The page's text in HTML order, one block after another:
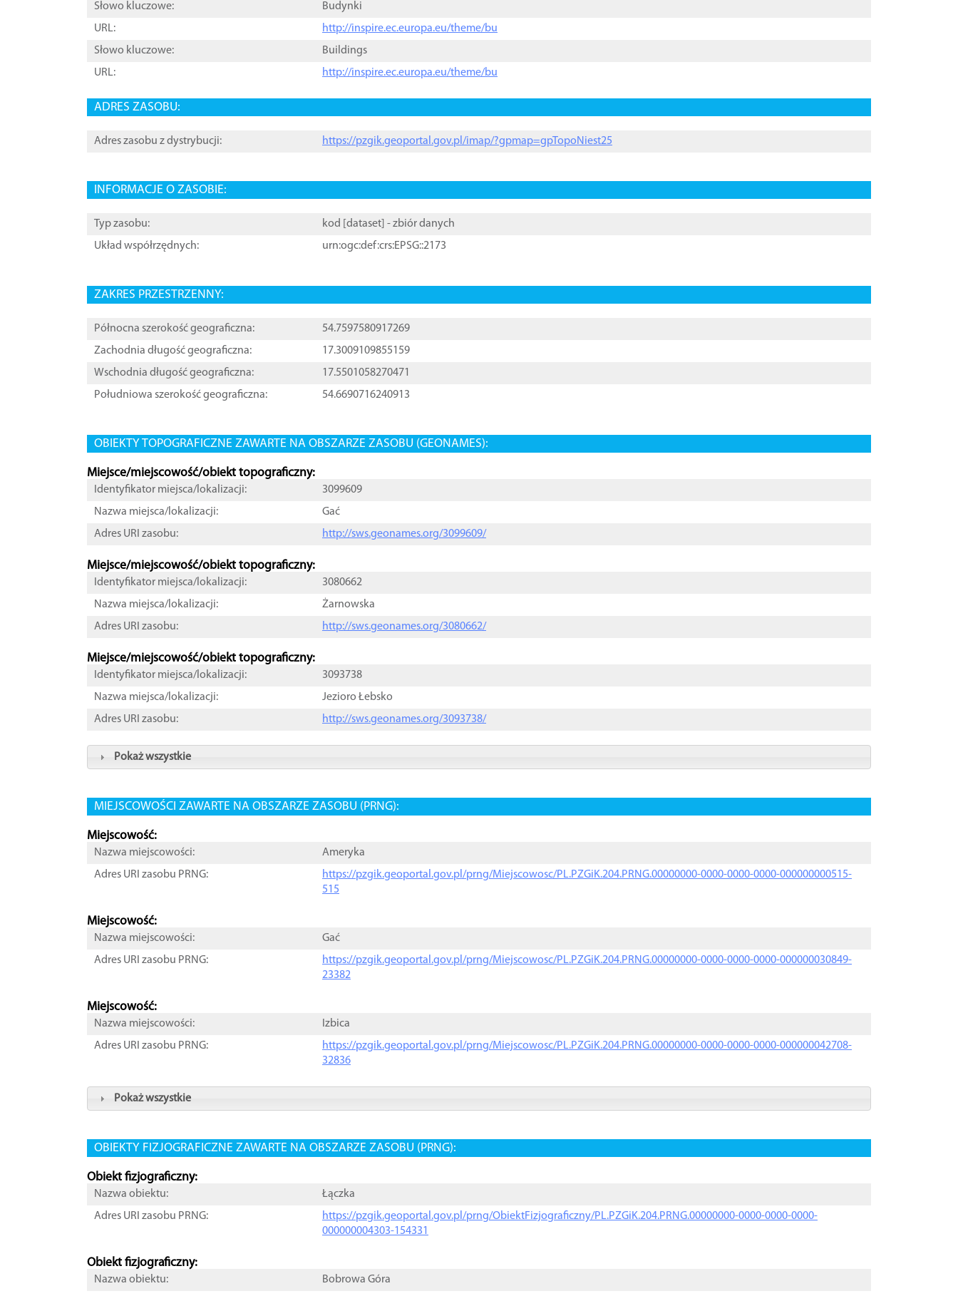
Słowo kluczowe:
Budynki
URL:
http://inspire.ec.europa.eu/theme/bu
Słowo kluczowe:
Buildings
URL:
http://inspire.ec.europa.eu/theme/bu
ADRES ZASOBU:
Adres zasobu z dystrybucji: https://pzgik.geoportal.gov.pl/imap/?gpmap=gpTopoNiest25
INFORMACJE O ZASOBIE:
Typ zasobu: kod [ dataset ] - zbiór danych
Układ współrzędnych:
urn:ogc:def:crs:EPSG::2173
ZAKRES PRZESTRZENNY:
Północna szerokość geograficzna:
54.7597580917269
Zachodnia długość geograficzna:
17.3009109855159
Wschodnia długość geograficzna:
17.5501058270471
Południowa szerokość geograficzna:
54.6690716240913
OBIEKTY TOPOGRAFICZNE ZAWARTE NA OBSZARZE ZASOBU (GEONAMES):
Miejsce/miejscowość/obiekt topograficzny:
Identyfikator miejsca/lokalizacji:
3099609
Nazwa miejsca/lokalizacji:
Gać
Adres URI zasobu:
http://sws.geonames.org/3099609/
Miejsce/miejscowość/obiekt topograficzny:
Identyfikator miejsca/lokalizacji:
3080662
Nazwa miejsca/lokalizacji:
Żarnowska
Adres URI zasobu:
http://sws.geonames.org/3080662/
Miejsce/miejscowość/obiekt topograficzny:
Identyfikator miejsca/lokalizacji:
3093738
Nazwa miejsca/lokalizacji:
Jezioro Łebsko
Adres URI zasobu:
http://sws.geonames.org/3093738/
Pokaż wszystkie
MIEJSCOWOŚCI ZAWARTE NA OBSZARZE ZASOBU (PRNG):
Miejscowość:
Nazwa miejscowości:
Ameryka
Adres URI zasobu PRNG:
https://pzgik.geoportal.gov.pl/prng/Miejscowosc/PL.PZGiK.204.PRNG.00000000-0000-0000-0000-000000000515-
515
Miejscowość:
Nazwa miejscowości:
Gać
Adres URI zasobu PRNG:
https://pzgik.geoportal.gov.pl/prng/Miejscowosc/PL.PZGiK.204.PRNG.00000000-0000-0000-0000-000000030849-
23382
Miejscowość:
Nazwa miejscowości:
Izbica
Adres URI zasobu PRNG:
https://pzgik.geoportal.gov.pl/prng/Miejscowosc/PL.PZGiK.204.PRNG.00000000-0000-0000-0000-000000042708-
32836
Pokaż wszystkie
OBIEKTY FIZJOGRAFICZNE ZAWARTE NA OBSZARZE ZASOBU (PRNG):
Obiekt fizjograficzny:
Nazwa obiektu:
Łączka
Adres URI zasobu PRNG:
https://pzgik.geoportal.gov.pl/prng/ObiektFizjograficzny/PL.PZGiK.204.PRNG.00000000-0000-0000-0000-
000000004303-154331
Obiekt fizjograficzny:
Nazwa obiektu: Bobrowa Góra